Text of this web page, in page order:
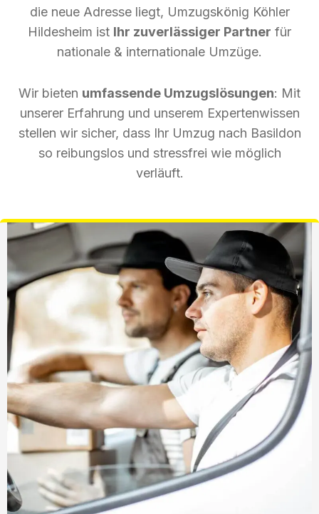
die neue Adresse liegt, Umzugskönig Köhler
Hildesheim ist Ihr zuverlässiger Partner für
nationale & internationale Umzüge.
Wir bieten umfassende Umzugslösungen: Mit
unserer Erfahrung und unserem Expertenwissen
stellen wir sicher, dass Ihr Umzug nach Basildon
so reibungslos und stressfrei wie möglich
verläuft.